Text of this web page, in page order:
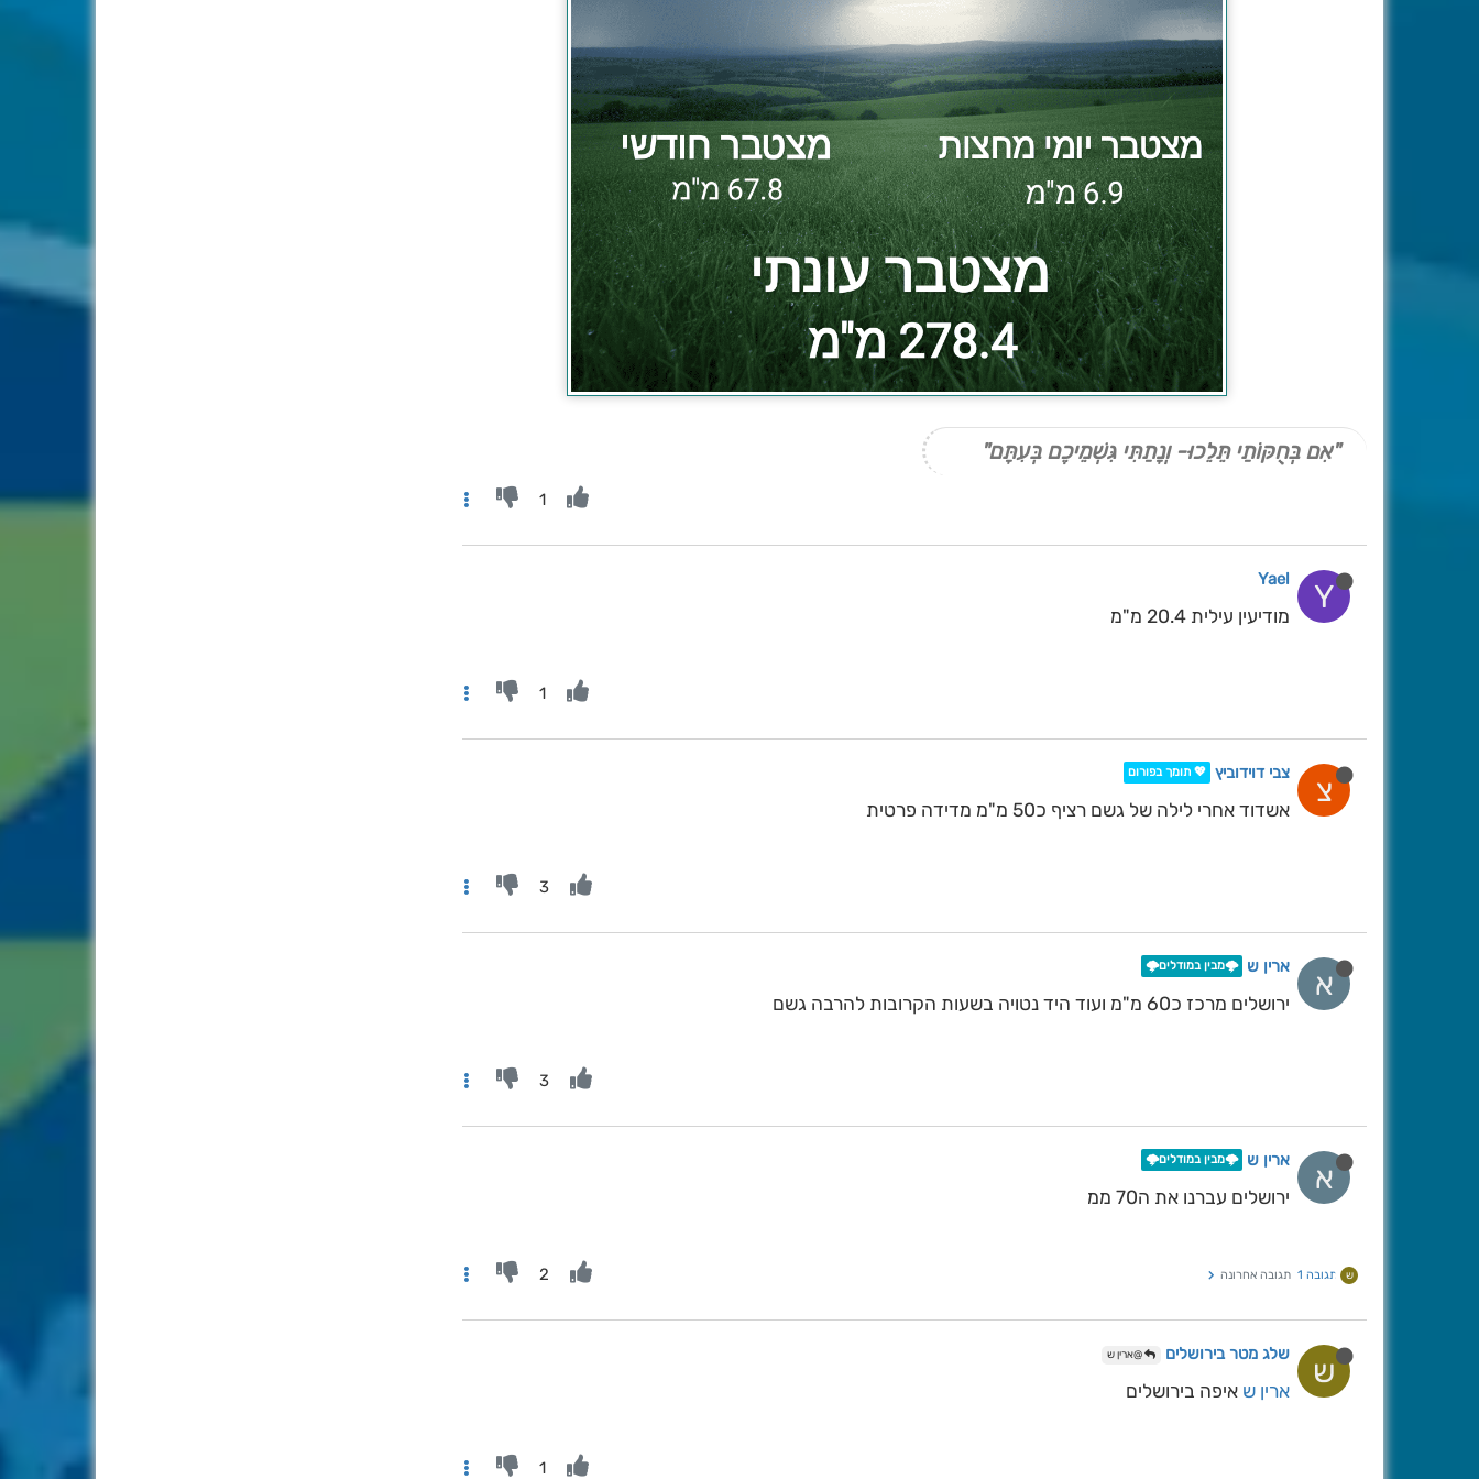
"אִם בְּחֻקּוֹתַי תֵּלֵכוּ- וְנָתַתִּי גִּשְׁמֵיכֶם בְּעִתָּם"
1
Y
Yael
מודיעין עילית 20.4 מ"מ
1
צ צבי דוידוביץ 💖 תומך בפורום
אשדוד אחרי לילה של גשם רציף כ50 מ"מ מדידה פרטית
3
א ארין ש 🌩️מבין במודלים🌩️
ירושלים מרכז כ60 מ"מ ועוד היד נטויה בשעות הקרובות להרבה גשם
3
א ארין ש 🌩️מבין במודלים🌩️
ירושלים עברנו את ה70 ממ
ש תגובה 1 תגובה אחרונה 2
ש שלג מטר בירושלים @ארין ש
ארין ש איפה בירושלים
1